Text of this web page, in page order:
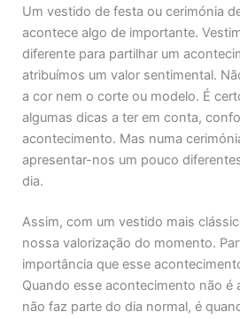
Um vestido de festa ou cerimónia
acontece algo de importante.
diferente para partilhar um
atribuímos um valor sentimental.
a cor nem o corte ou modelo. É
algumas dicas a ter em conta,
acontecimento. Mas numa
apresentar-nos um pouco
dia.
Assim, com um vestido mais
nossa valorização do momento.
importância que esse
Quando esse acontecimento não é
não faz parte do dia normal, é